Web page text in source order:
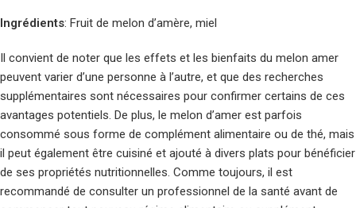
Ingrédients: Fruit de melon d’amère, miel
Il convient de noter que les effets et les bienfaits du melon amer
peuvent varier d’une personne à l’autre, et que des recherches
supplémentaires sont nécessaires pour confirmer certains de ces
avantages potentiels. De plus, le melon d’amer est parfois
consommé sous forme de complément alimentaire ou de thé, mais
il peut également être cuisiné et ajouté à divers plats pour bénéficier
de ses propriétés nutritionnelles. Comme toujours, il est
recommandé de consulter un professionnel de la santé avant de